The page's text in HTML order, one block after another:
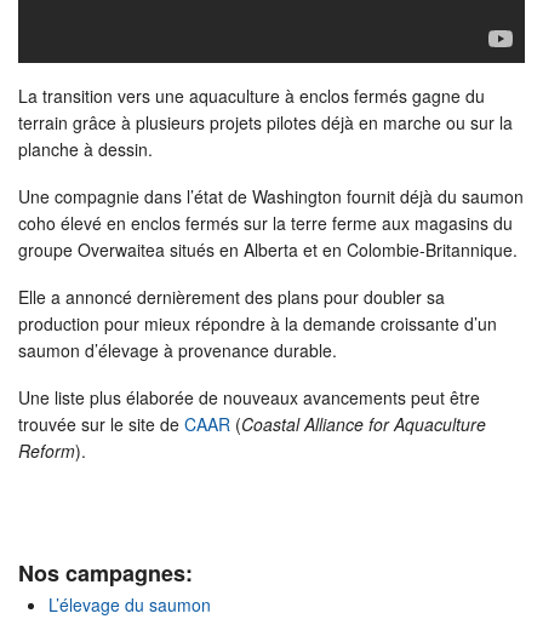
La transition vers une aquaculture à enclos fermés gagne du
terrain grâce à plusieurs projets pilotes déjà en marche ou sur la
planche à dessin.
Une compagnie dans l’état de Washington fournit déjà du saumon
coho élevé en enclos fermés sur la terre ferme aux magasins du
groupe Overwaitea situés en Alberta et en Colombie-Britannique.
Elle a annoncé dernièrement des plans pour doubler sa
production pour mieux répondre à la demande croissante d’un
saumon d’élevage à provenance durable.
Une liste plus élaborée de nouveaux avancements peut être
trouvée sur le site de CAAR (Coastal Alliance for Aquaculture
Reform).
Nos campagnes:
L’élevage du saumon